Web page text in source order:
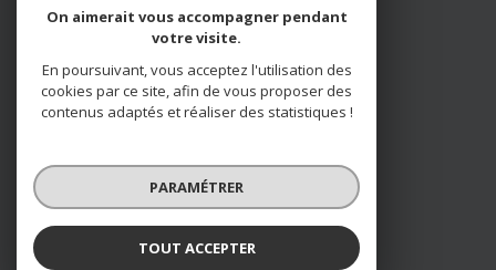
© 2026 | Tous droits réservés
Réalisé par
On aimerait vous accompagner pendant
votre visite.
En poursuivant, vous acceptez l'utilisation des
cookies par ce site, afin de vous proposer des
contenus adaptés et réaliser des statistiques !
PARAMÉTRER
TOUT ACCEPTER